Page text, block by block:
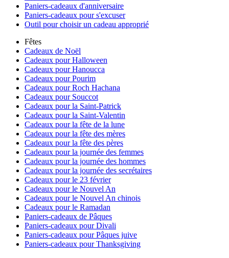
Paniers-cadeaux d'anniversaire
Paniers-cadeaux pour s'excuser
Outil pour choisir un cadeau approprié
Fêtes
Cadeaux de Noël
Cadeaux pour Halloween
Cadeaux pour Hanoucca
Cadeaux pour Pourim
Cadeaux pour Roch Hachana
Cadeaux pour Souccot
Cadeaux pour la Saint-Patrick
Cadeaux pour la Saint-Valentin
Cadeaux pour la fête de la lune
Cadeaux pour la fête des mères
Cadeaux pour la fête des pères
Cadeaux pour la journée des femmes
Cadeaux pour la journée des hommes
Cadeaux pour la journée des secrétaires
Cadeaux pour le 23 février
Cadeaux pour le Nouvel An
Cadeaux pour le Nouvel An chinois
Cadeaux pour le Ramadan
Paniers-cadeaux de Pâques
Paniers-cadeaux pour Divali
Paniers-cadeaux pour Pâques juive
Paniers-cadeaux pour Thanksgiving